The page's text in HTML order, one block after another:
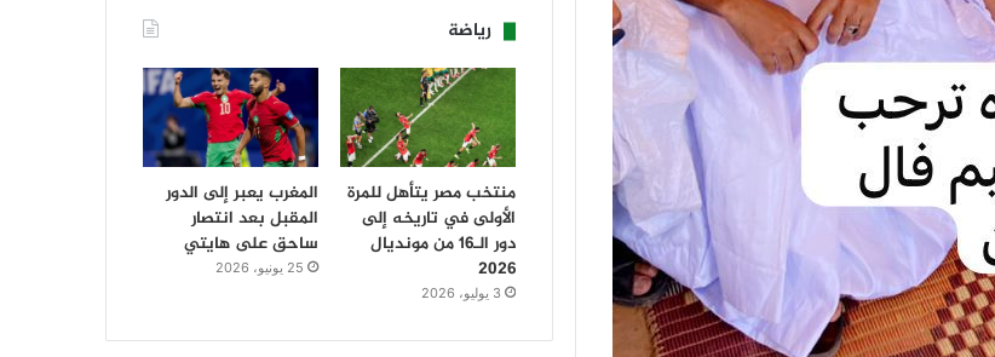
رياضة
منتخب مصر يتأهل للمرة
الأولى في تاريخه إلى
دور الـ16 من مونديال
2026
3 يوليو، 2026
المغرب يعبر إلى الدور
المقبل بعد انتصار
ساحق على هايتي
25 يونيو، 2026